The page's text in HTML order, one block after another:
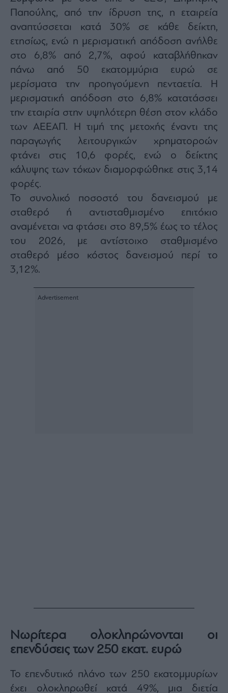
Παπούλης, από την ίδρυση της, η εταιρεία
αναπτύσσεται κατά 30% σε κάθε δείκτη,
ετησίως, ενώ η μερισματική απόδοση ανήλθε
στο 6,8% από 2,7%, αφού καταβλήθηκαν
πάνω από 50 εκατομμύρια ευρώ σε
μερίσματα την προηγούμενη πενταετία. Η
μερισματική απόδοση στο 6,8% κατατάσσει
την εταιρία στην υψηλότερη θέση στον κλάδο
των ΑΕΕΑΠ. Η τιμή της μετοχής έναντι της
παραγωγής λειτουργικών χρηματοροών
φτάνει στις 10,6 φορές, ενώ ο δείκτης
κάλυψης των τόκων διαμορφώθηκε στις 3,14
φορές.
Το συνολικό ποσοστό του δανεισμού με
σταθερό ή αντισταθμισμένο επιτόκιο
αναμένεται να φτάσει στο 89,5% έως το τέλος
του 2026, με αντίστοιχο σταθμισμένο
σταθερό μέσο κόστος δανεισμού περί το
3,12%.
Νωρίτερα ολοκληρώνονται οι
επενδύσεις των 250 εκατ. ευρώ
Το επενδυτικό πλάνο των 250 εκατομμυρίων
έχει ολοκληρωθεί κατά 49%, μια διετία